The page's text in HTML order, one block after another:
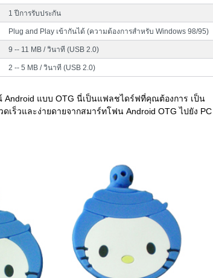
1 ปีการรับประกัน
Plug and Play เข้ากันได้ (ความต้องการสำหรับ Windows 98/95)
9 -- 11 MB / วินาที (USB 2.0)
2 -- 5 MB / วินาที (USB 2.0)
แบบ OTG นี่เป็นแฟลชไดร์ฟที่คุณต้องการ เป็น
เร็วและง่ายดายจากสมาร์ทโฟน Android OTG ไปยัง